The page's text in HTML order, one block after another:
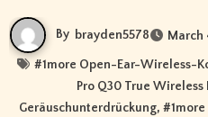
By brayden5578 March
#1more Open-Ear-Wireless-
Pro Q30 True
Geräuschunterdrückung, #